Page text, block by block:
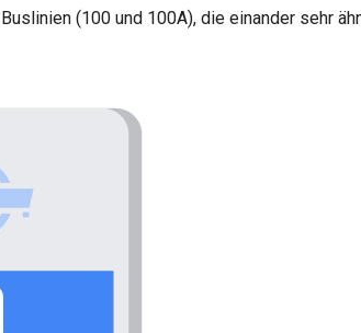
(100 und 100A), die einander sehr